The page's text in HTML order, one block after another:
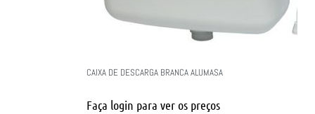
CAIXA DE DESCARGA BRANCA ALUMASA
Faça login para ver os preços